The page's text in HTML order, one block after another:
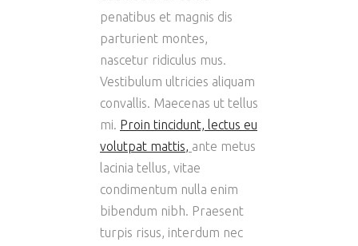
penatibus et magnis dis
parturient montes,
nascetur ridiculus mus.
Vestibulum ultricies aliquam
convallis. Maecenas ut tellus
mi. Proin tincidunt, lectus eu
volutpat mattis, ante metus
lacinia tellus, vitae
condimentum nulla enim
bibendum nibh. Praesent
turpis risus, interdum nec